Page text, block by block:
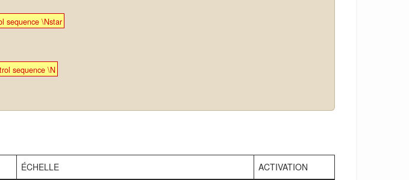
sequence \Nstar
sequence \N
ÉCHELLE ACTIVATION